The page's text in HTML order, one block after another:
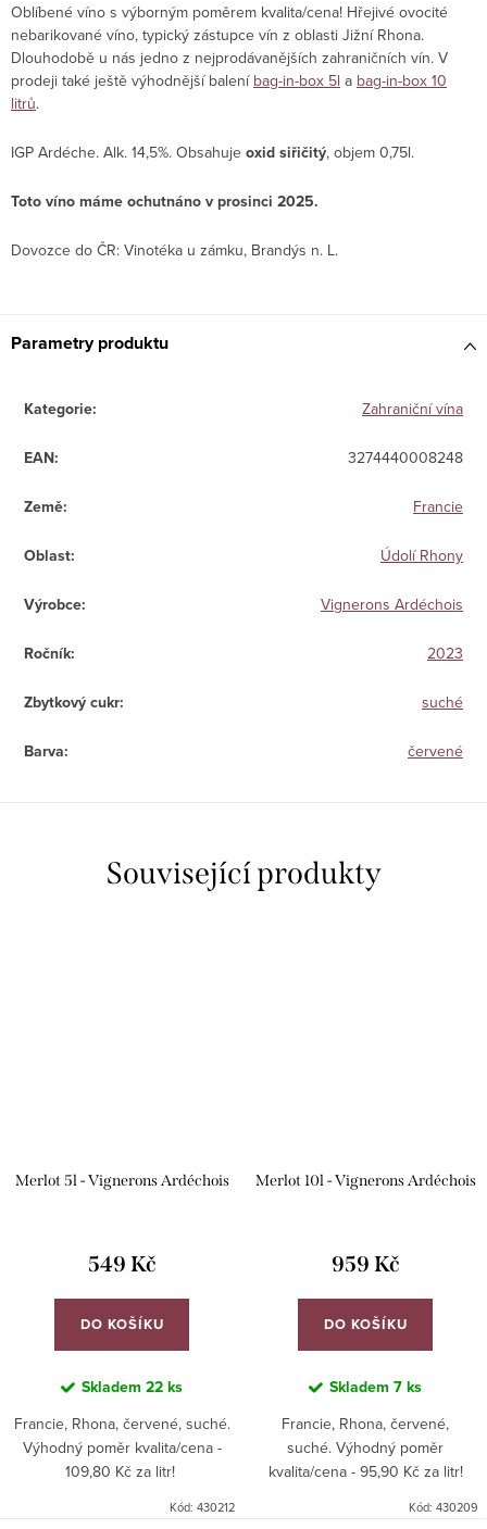
Oblíbené víno s výborným poměrem kvalita/cena! Hřejivé ovocité
nebarikované víno, typický zástupce vín z oblasti Jižní Rhona.
Dlouhodobě u nás jedno z nejprodávanějších zahraničních vín. V
prodeji také ještě výhodnější balení bag-in-box 5l a bag-in-box 10
litrů.
IGP Ardéche. Alk. 14,5%. Obsahuje oxid siřičitý, objem 0,75l.
Toto víno máme ochutnáno v prosinci 2025.
Dovozce do ČR: Vinotéka u zámku, Brandýs n. L.
Parametry produktu
Kategorie: Zahraniční vína
EAN: 3274440008248
Země: Francie
Oblast: Údolí Rhony
Výrobce: Vignerons Ardéchois
Ročník: 2023
Zbytkový cukr: suché
Barva: červené
Související produkty
Merlot 5l - Vignerons Ardéchois
549 Kč
DO KOŠÍKU
Skladem 22 ks
Francie, Rhona, červené, suché.
Výhodný poměr kvalita/cena -
109,80 Kč za litr!
Kód: 430212
Merlot 10l - Vignerons Ardéchois
959 Kč
DO KOŠÍKU
Skladem 7 ks
Francie, Rhona, červené,
suché. Výhodný poměr
kvalita/cena - 95,90 Kč za litr!
Kód: 430209